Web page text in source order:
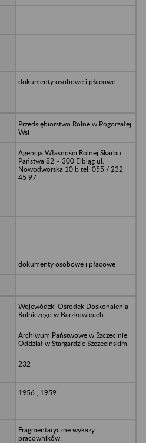
dokumenty osobowe i płacowe
Przedsiębiorstwo Rolne w Pogorzałej
Wsi
Agencja Własności Rolnej Skarbu
Państwa 82 – 300 Elbląg ul.
Nowodworska 10 b tel. 055 / 232
45 97
dokumenty osobowe i płacowe
Wojewódzki Ośrodek Doskonalenia
Rolniczego w Barzkowicach.
Archiwum Państwowe w Szczecinie
Oddział w Stargardzie Szczecińskim
232
1956 , 1959
Fragmentaryczne wykazy
pracowników.